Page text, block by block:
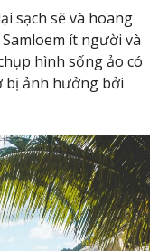
sạch sẽ và hoang
ít người và
hình sống ảo có
bị ảnh hưởng bởi